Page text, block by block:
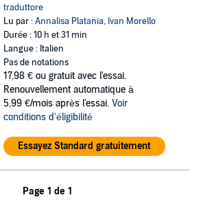
traduttore
Lu par :Annalisa Platania, Ivan Morello
Durée : 10 h et 31 min
Langue : Italien
Pas de notations
17,98 € ou gratuit avec l'essai.
Renouvellement automatique à
5,99 €/mois après l'essai. Voir
conditions d'éligibilité
Essayez Standard gratuitement
Page 1 de 1